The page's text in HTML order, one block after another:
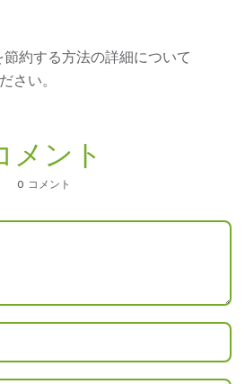
約する方法の詳細について
さい。
メント
0 コメント